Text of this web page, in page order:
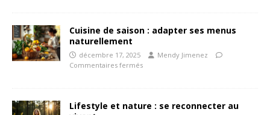
Cuisine de saison : adapter ses menus
naturellement
décembre 17, 2025
Mendy Jimenez
Commentaires fermés
Lifestyle et nature : se reconnecter au